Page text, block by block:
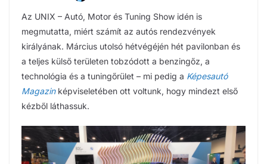
Az UNIX – Autó, Motor és Tuning Show idén is
megmutatta, miért számít az autós rendezvények
királyának. Március utolsó hétvégéjén hét pavilonban és
a teljes külső területen tobzódott a benzingőz, a
technológia és a tuningőrület – mi pedig a Képesautó
Magazinképviseletében ott voltunk, hogy mindezt első
kézből láthassuk.